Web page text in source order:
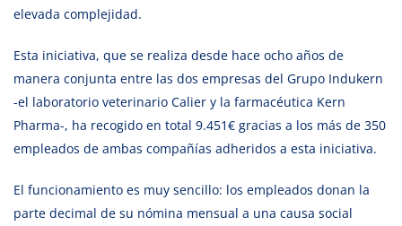
elevada complejidad.
Esta iniciativa, que se realiza desde hace ocho años de
manera conjunta entre las dos empresas del Grupo Indukern
-el laboratorio veterinario Calier y la farmacéutica Kern
Pharma-, ha recogido en total 9.451€ gracias a los más de 350
empleados de ambas compañías adheridos a esta iniciativa.
El funcionamiento es muy sencillo: los empleados donan la
parte decimal de su nómina mensual a una causa social